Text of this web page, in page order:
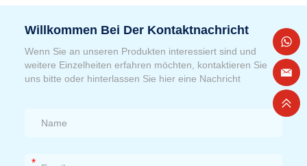
Willkommen Bei Der Kontaktnachricht
Wenn Sie an unseren Produkten interessiert sind und
weitere Einzelheiten erfahren möchten, kontaktieren Sie
uns bitte oder hinterlassen Sie hier eine Nachricht
*